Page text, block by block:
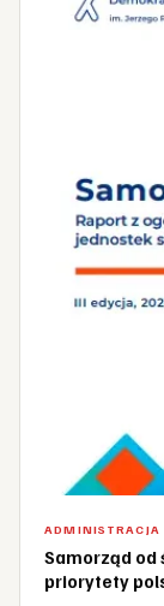
ADMINISTRACJA
Samorząd
priorytety